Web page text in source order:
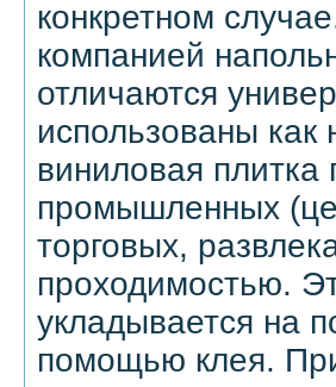
конкретном
компанией
отличаются
использованы как
виниловая плитка
промышленных
торговых,
проходимостью.
укладывается на
помощью клея.